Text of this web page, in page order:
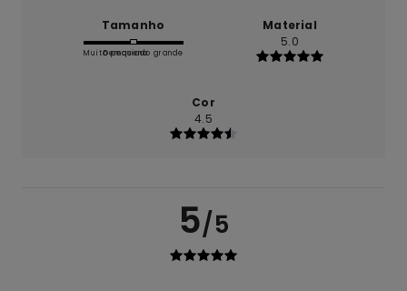
Tamanho
Muito pequeno
Demasiado grande
Material
5.0
Cor
4.5
5/5